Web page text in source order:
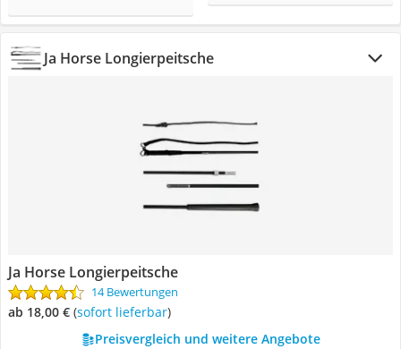
Ja Horse Longierpeitsche
Ja Horse Longierpeitsche
14 Bewertungen
ab 18,00 € ( Sofort lieferbar)
Preisvergleich und weitere Angebote